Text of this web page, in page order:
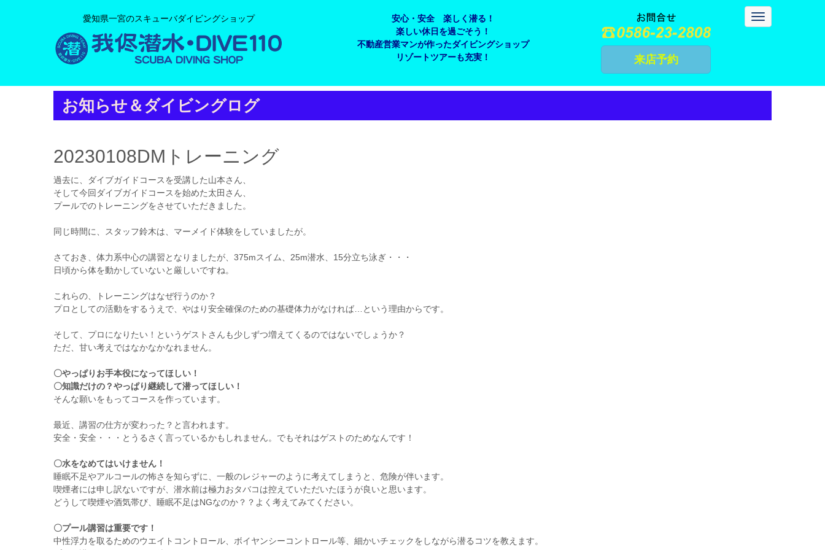
愛知県一宮のスキューバダイビングショップ
安心・安全 楽しく潜る！
楽しい休日を過ごそう！
不動産営業マンが作ったダイビングショップ
リゾートツアーも充実！
来店予約
N
a
i
お知らせ＆ダイビングログ
20230108DMトレーニング
過去に、ダイブガイドコースを受講した山本さん、
そして今回ダイブガイドコースを始めた太田さん、
プールでのトレーニングをさせていただきました。
同じ時間に、スタッフ鈴木は、マーメイド体験をしていましたが。
さておき、体力系中心の講習となりましたが、375mスイム、25m潜水、15分立ち泳ぎ・・・
日頃から体を動かしていないと厳しいですね。
これらの、トレーニングはなぜ行うのか？
プロとしての活動をするうえで、やはり安全確保のための基礎体力がなければ…という理由からです。
そして、プロになりたい！というゲストさんも少しずつ増えてくるのではないでしょうか？
ただ、甘い考えではなかなかなれません。
〇やっぱりお手本役になってほしい！
〇知識だけの？やっぱり継続して潜ってほしい！
そんな願いをもってコースを作っています。
最近、講習の仕方が変わった？と言われます。
安全・安全・・・とうるさく言っているかもしれません。でもそれはゲストのためなんです！
〇水をなめてはいけません！
睡眠不足やアルコールの怖さを知らずに、一般のレジャーのように考えてしまうと、危険が伴います。
喫煙者には申し訳ないですが、潜水前は極力おタバコは控えていただいたほうが良いと思います。
どうして喫煙や酒気帯び、睡眠不足はNGなのか？？よく考えてみてください。
〇プール講習は重要です！
中性浮力を取るためのウエイトコントロール、ボイヤンシーコントロール等、細かいチェックをしながら潜るコツを教えます。